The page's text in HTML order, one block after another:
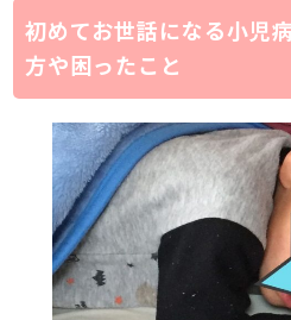
初めてお世話になる小児
方や困ったこと